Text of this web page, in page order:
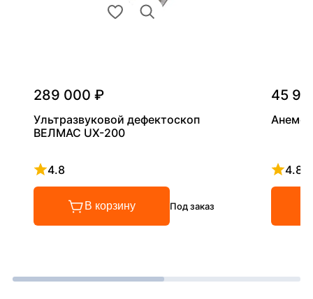
289 000 ₽
Ультразвуковой дефектоскоп
ВЕЛМАС UX-200
4.8
Рейтинг 4.8 из 5
В корзину Под заказ
45
4.8